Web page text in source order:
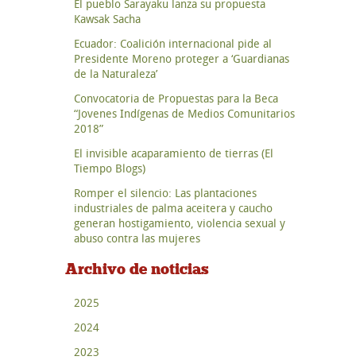
El pueblo Sarayaku lanza su propuesta
Kawsak Sacha
Ecuador: Coalición internacional pide al
Presidente Moreno proteger a ‘Guardianas
de la Naturaleza’
Convocatoria de Propuestas para la Beca
“Jovenes Indígenas de Medios Comunitarios
2018”
El invisible acaparamiento de tierras (El
Tiempo Blogs)
Romper el silencio: Las plantaciones
industriales de palma aceitera y caucho
generan hostigamiento, violencia sexual y
abuso contra las mujeres
Archivo de noticias
2025
2024
2023